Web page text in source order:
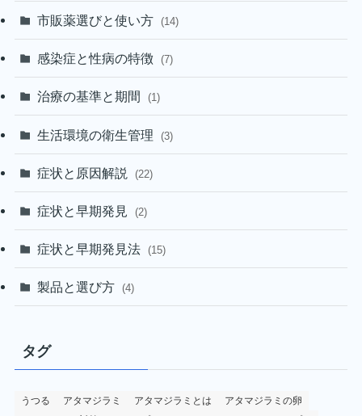
市販薬選びと使い方 (14)
感染症と性病の特徴 (7)
治療の基準と期間 (1)
生活環境の衛生管理 (3)
症状と原因解説 (22)
症状と早期発見 (2)
症状と早期発見法 (15)
製品と選び方 (4)
タグ
うつる アタマジラミ アタマジラミとは
アタマジラミの卵